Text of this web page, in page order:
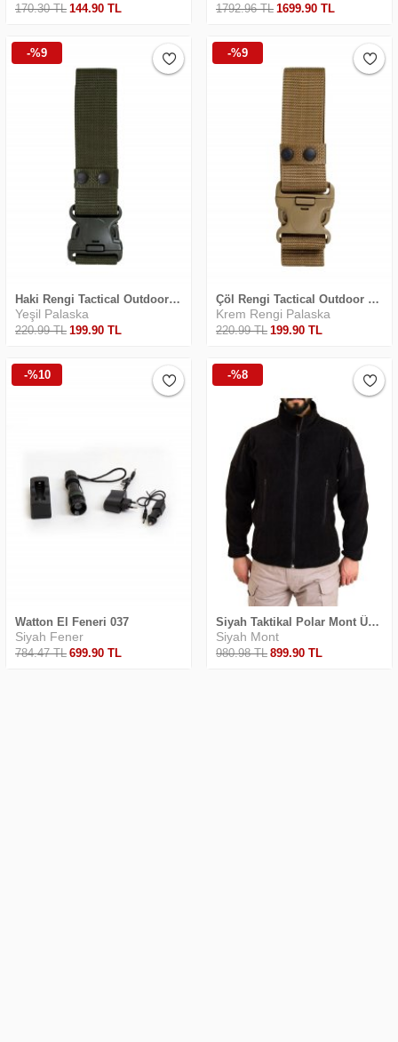
170.30TL 144.90 TL 1792.96TL 1699.90 TL
-%9
Haki Rengi Tactical Outdoor Palaska
Yeşil Palaska
220.99TL 199.90 TL
-%9
Çöl Rengi Tactical Outdoor Palaska
Krem Rengi Palaska
220.99TL 199.90 TL
-%10
Watton El Feneri 037
Siyah Fener
784.47TL 699.90 TL
-%8
Siyah Taktikal Polar Mont Üniversal
Siyah Mont
980.98TL 899.90 TL